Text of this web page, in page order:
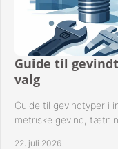
Guide til
valg
Guide til gevindtyper i
metriske gevind,
22. juli 2026